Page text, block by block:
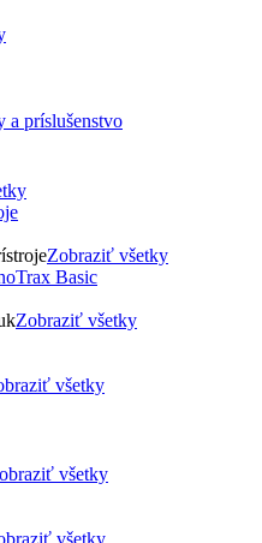
a príslušenstvo
Zobraziť všetky
Zobraziť všetky
všetky
všetky
všetky